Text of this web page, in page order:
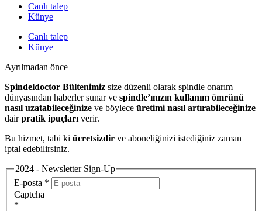
Canlı talep
Künye
Canlı talep
Künye
Ayrılmadan önce
Spindeldoctor Bültenimiz size düzenli olarak spindle onarım
dünyasından haberler sunar ve spindle’ınızın kullanım ömrünü
nasıl uzatabileceğinize ve böylece üretimi nasıl artırabileceğinize
dairpratik ipuçları verir.
Bu hizmet, tabi ki ücretsizdir ve aboneliğinizi istediğiniz zaman
iptal edebilirsiniz.
2024 - Newsletter Sign-Up
E-posta *
Captcha
*